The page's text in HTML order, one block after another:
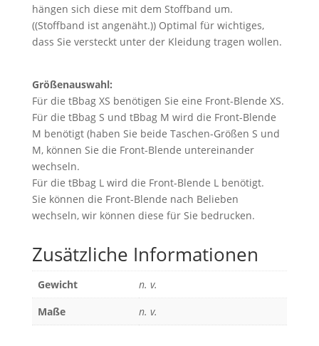
hängen sich diese mit dem Stoffband um.
((Stoffband ist angenäht.)) Optimal für wichtiges,
dass Sie versteckt unter der Kleidung tragen wollen.
Größenauswahl:
Für die tBbag XS benötigen Sie eine Front-Blende XS.
Für die tBbag S und tBbag M wird die Front-Blende
M benötigt (haben Sie beide Taschen-Größen S und
M, können Sie die Front-Blende untereinander
wechseln.
Für die tBbag L wird die Front-Blende L benötigt.
Sie können die Front-Blende nach Belieben
wechseln, wir können diese für Sie bedrucken.
Zusätzliche Informationen
Gewicht
n. v.
Maße
n. v.